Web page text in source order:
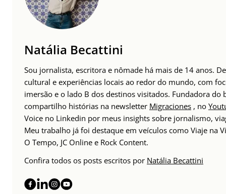
Natália Becattini
Sou jornalista, escritora e nômade há mais de 14 anos.
cultural e experiências locais ao redor do mundo, com
imersão e o lado B dos destinos visitados. Fundadora
compartilho histórias na newsletter Migraciones , no
Voice no Linkedin por meus insights sobre jornalismo,
Meu trabalho já foi destaque em veículos como Viaje na
O Tempo, JC Online e Rock Content.
Confira todos os posts escritos por Natália Becattini